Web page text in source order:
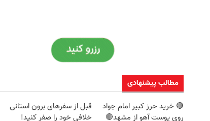
مطالب پیشنهادی
🔴 خرید حرز کبیر امام جواد
روی پوست آهو از مشهد🔴
قبل از سفرهای برون استانی
خلافی خود را صفر کنید!